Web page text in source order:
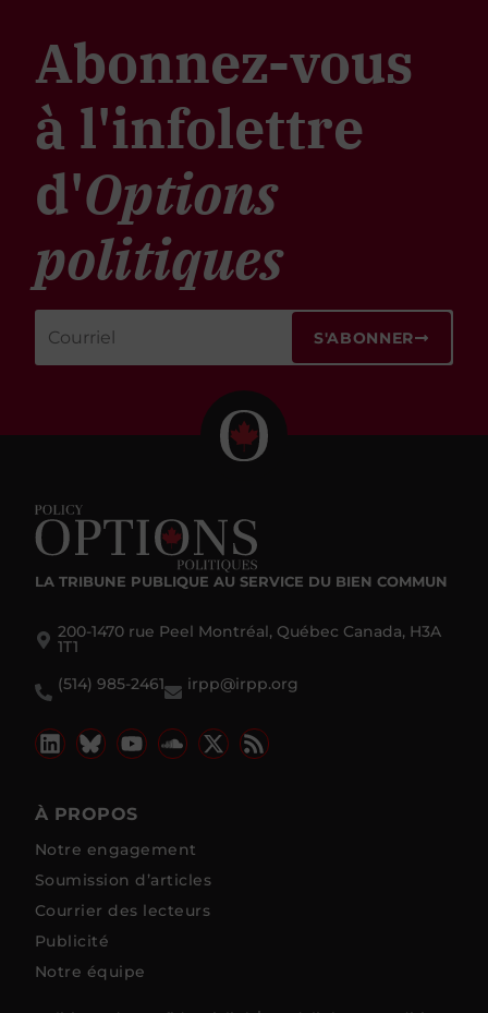
Abonnez-vous
à l'infolettre
d'Options
politiques
S'ABONNER
LA TRIBUNE PUBLIQUE AU SERVICE DU BIEN COMMUN
200-1470 rue Peel Montréal, Québec Canada, H3A
1T1
(514) 985-2461
irpp@irpp.org
À PROPOS
Notre engagement
Soumission d’articles
Courrier des lecteurs
Publicité
Notre équipe